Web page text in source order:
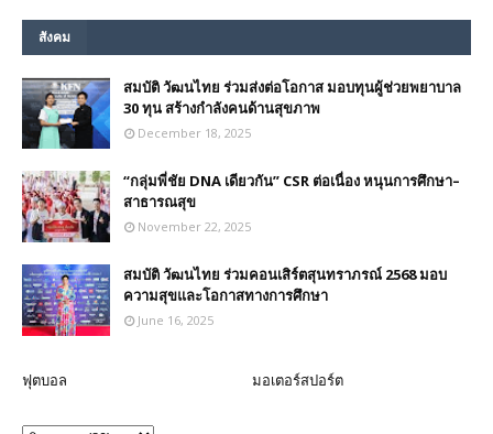
สังคม
สมบัติ วัฒนไทย ร่วมส่งต่อโอกาส มอบทุนผู้ช่วยพยาบาล
30 ทุน สร้างกำลังคนด้านสุขภาพ
December 18, 2025
“กลุ่มพี่ชัย DNA เดียวกัน” CSR ต่อเนื่อง หนุนการศึกษา–
สาธารณสุข
November 22, 2025
สมบัติ วัฒนไทย ร่วมคอนเสิร์ตสุนทราภรณ์ 2568 มอบ
ความสุขและโอกาสทางการศึกษา
June 16, 2025
ฟุตบอล มอเตอร์สปอร์ต